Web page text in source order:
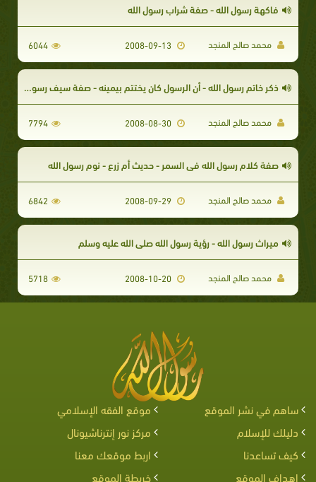
فاكهة رسول الله - صفة شراب رسول الله
محمد صالح المنجد 2008-09-13
6044
ذكر خاتم رسول الله - أن الرسول كان يختتم بيمينه - صفة سيف رسول الله - درع رسول الله - صفة إزار رسول
محمد صالح المنجد 2008-08-30
7794
صفة كلام رسول الله في السمر - حديث أم زرع - نوم رسول الله
محمد صالح المنجد 2008-09-29
6842
ميراث رسول الله - رؤية رسول الله صلى الله عليه وسلم
محمد صالح المنجد 2008-10-20
5718
ساهم في نشر الموقع
موقع الفقه الإسلامي
دليلك للإسلام
مركز نور إنترناشيونال
كيف تساعدنا
اربط موقعك معنا
اهداف الموقع
خريطة الموقع